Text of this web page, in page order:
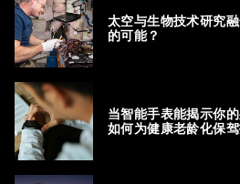
太空与生物技术研究
的可能？
当智能手表能揭示你
如何为健康老龄化保驾